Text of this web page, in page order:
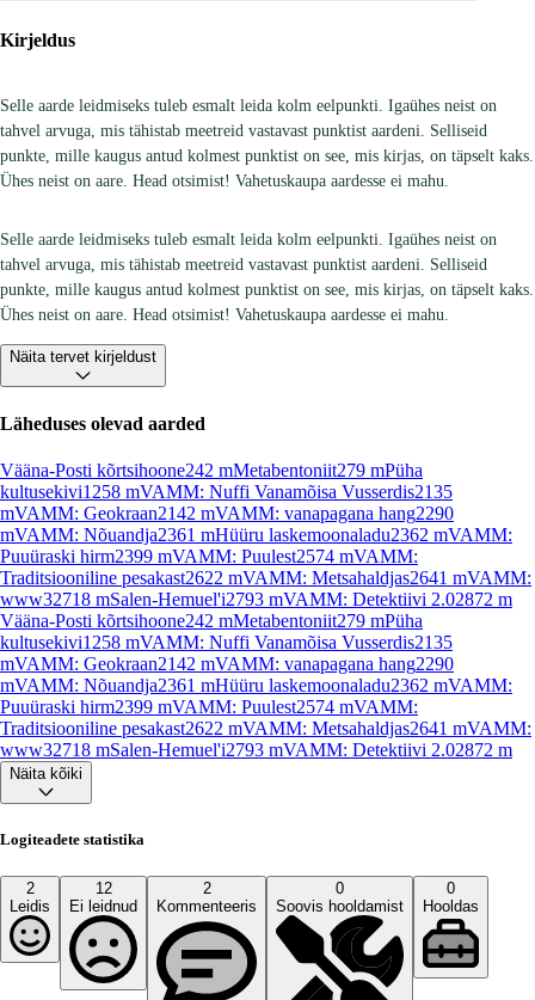
Kirjeldus
Selle aarde leidmiseks tuleb esmalt leida kolm eelpunkti. Igaühes neist on
tahvel arvuga, mis tähistab meetreid vastavast punktist aardeni. Selliseid
punkte, mille kaugus antud kolmest punktist on see, mis kirjas, on täpselt kaks.
Ühes neist on aare. Head otsimist! Vahetuskaupa aardesse ei mahu.
Selle aarde leidmiseks tuleb esmalt leida kolm eelpunkti. Igaühes neist on
tahvel arvuga, mis tähistab meetreid vastavast punktist aardeni. Selliseid
punkte, mille kaugus antud kolmest punktist on see, mis kirjas, on täpselt kaks.
Ühes neist on aare. Head otsimist! Vahetuskaupa aardesse ei mahu.
Näita tervet kirjeldust
Läheduses olevad aarded
Vääna-Posti kõrtsihoone242 mMetabentoniit279 mPüha
kultusekivi1258 mVAMM: Nuffi Vanamõisa Vusserdis2135
mVAMM: Geokraan2142 mVAMM: vanapagana hang2290
mVAMM: Nõuandja2361 mHüüru laskemoonaladu2362 mVAMM:
Puuüraski hirm2399 mVAMM: Puulest2574 mVAMM:
Traditsiooniline pesakast2622 mVAMM: Metsahaldjas2641 mVAMM:
www32718 mSalen-Hemuel'i2793 mVAMM: Detektiivi 2.02872 m
Vääna-Posti kõrtsihoone242 mMetabentoniit279 mPüha
kultusekivi1258 mVAMM: Nuffi Vanamõisa Vusserdis2135
mVAMM: Geokraan2142 mVAMM: vanapagana hang2290
mVAMM: Nõuandja2361 mHüüru laskemoonaladu2362 mVAMM:
Puuüraski hirm2399 mVAMM: Puulest2574 mVAMM:
Traditsiooniline pesakast2622 mVAMM: Metsahaldjas2641 mVAMM:
www32718 mSalen-Hemuel'i2793 mVAMM: Detektiivi 2.02872 m
Näita kõiki
Logiteadete statistika
2
Leidis
12
Ei leidnud
2
Kommenteeris
0
Soovis hooldamist
0
Hooldas